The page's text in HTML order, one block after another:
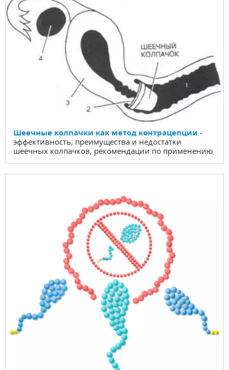
Шеечные колпачки как метод контрацепции -
эффективность, преимущества и недостатки
шеечных колпачков, рекомендации по применению